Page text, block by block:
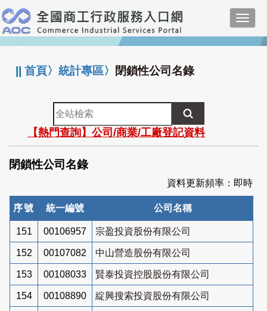
跳
到
主
要
:::
||首頁〉統計專區〉 閉鎖性公司名錄
全
站
檢
索
【熱門查詢】公司/商業/工廠登記資料
閉鎖性公司名錄
資料更新頻率：即時
序號 統一編號 公司名稱
151 00106957 宗盈投資股份有限公司
152 00107082 中山營造股份有限公司
153 00108033 賢泰投資控股股份有限公司
154 00108890 綻興搜索投資股份有限公司